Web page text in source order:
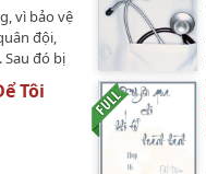
vì bảo vệ
đội,
đó bị
kế
sẽ
lấy
Tôi